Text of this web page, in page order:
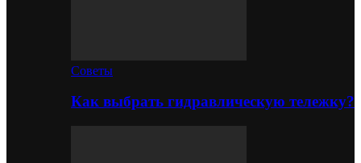
Советы
Как выбрать гидравлическую тележку?